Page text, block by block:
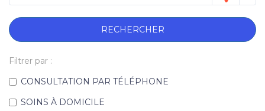
RECHERCHER
Filtrer par :
CONSULTATION PAR TÉLÉPHONE
SOINS À DOMICILE